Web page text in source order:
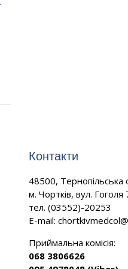
Контакти
48500, Тернопільська
м. Чортків, вул. Гоголя
тел. (03552)-20253
E-mail:
Приймальна комісія:
068 3806626